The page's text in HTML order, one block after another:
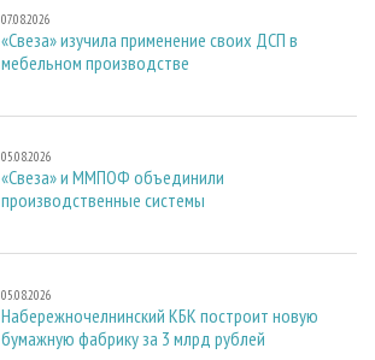
07.08.2026
«Свеза» изучила применение своих ДСП в
мебельном производстве
05.08.2026
«Свеза» и ММПОФ объединили
производственные системы
05.08.2026
Набережночелнинский КБК построит новую
бумажную фабрику за 3 млрд рублей